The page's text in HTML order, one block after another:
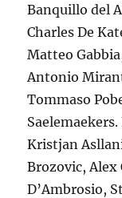
Banquillo del
Charles De
Matteo
Antonio
Tommaso
Kristjan
Brozovic, Alex
D’Ambrosio,